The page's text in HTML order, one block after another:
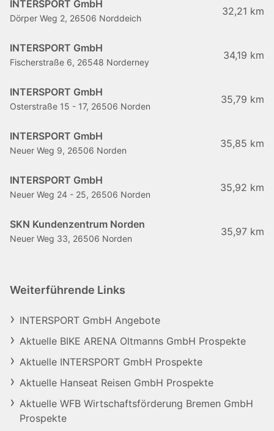
INTERSPORT GmbH
Dörper Weg 2, 26506 Norddeich
32,21 km
INTERSPORT GmbH
Fischerstraße 6, 26548 Norderney
34,19 km
INTERSPORT GmbH
Osterstraße 15 - 17, 26506 Norden
35,79 km
INTERSPORT GmbH
Neuer Weg 9, 26506 Norden
35,85 km
INTERSPORT GmbH
Neuer Weg 24 - 25, 26506 Norden
35,92 km
SKN Kundenzentrum Norden
Neuer Weg 33, 26506 Norden
35,97 km
Weiterführende Links
INTERSPORT GmbH Angebote
Aktuelle BIKE ARENA Oltmanns GmbH Prospekte
Aktuelle INTERSPORT GmbH Prospekte
Aktuelle Hanseat Reisen GmbH Prospekte
Aktuelle WFB Wirtschaftsförderung Bremen GmbH
Prospekte